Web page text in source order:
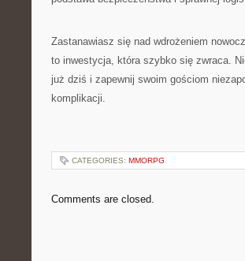
Zastanawiasz się nad wdrożeniem
to inwestycja, która szybko się zwraca.
już dziś i zapewnij swoim gościom
komplikacji.
CATEGORIES: MMORPG
Comments are closed.